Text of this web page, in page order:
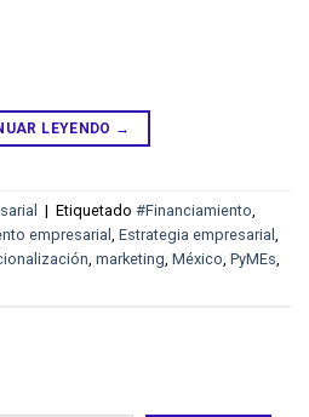
LEYENDO →
| Etiquetado #Financiamiento
empresarial Estrategia empresarial
marketing México PyMEs